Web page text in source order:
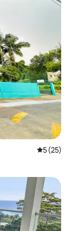
Średnia
5 (25)